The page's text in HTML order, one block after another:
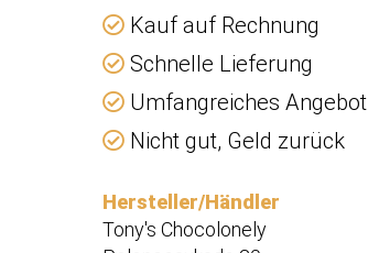
Kauf auf Rechnung
Schnelle Lieferung
Umfangreiches Angebot
Nicht gut, Geld zurück
Hersteller/Händler
Tony's Chocolonely